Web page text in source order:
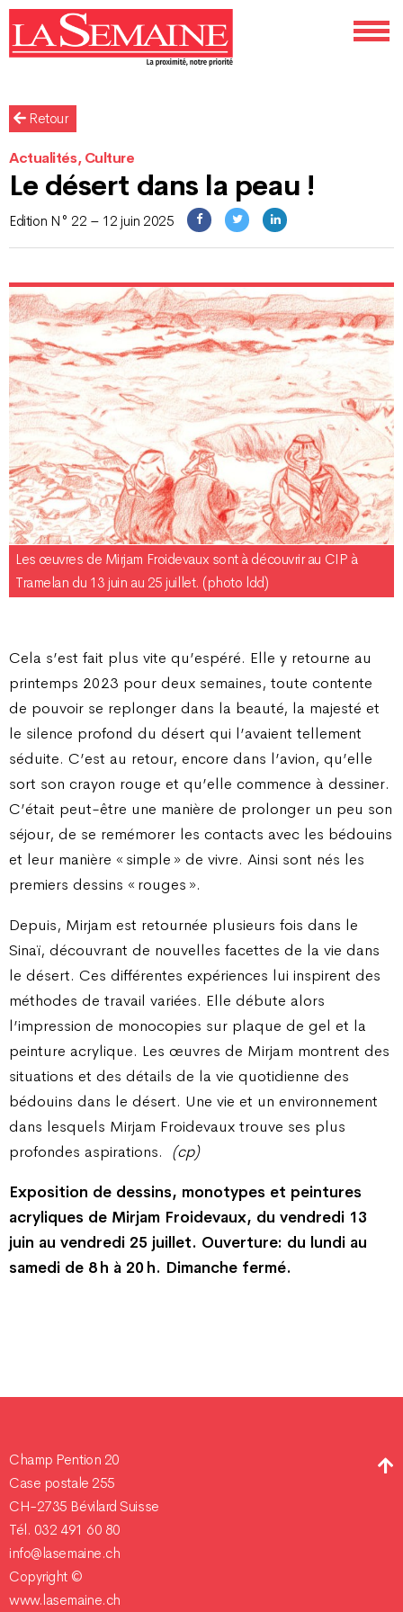
Retour
Actualités, Culture
Le désert dans la peau !
Edition N° 22 – 12 juin 2025
Les œuvres de Mirjam Froidevaux sont à découvrir au CIP à
Tramelan du 13 juin au 25 juillet. (photo ldd)
Cela s’est fait plus vite qu’espéré. Elle y retourne au
printemps 2023 pour deux semaines, toute contente
de pouvoir se replonger dans la beauté, la majesté et
le silence profond du désert qui l’avaient tellement
séduite. C’est au retour, encore dans l’avion, qu’elle
sort son crayon rouge et qu’elle commence à dessiner.
C’était peut-être une manière de prolonger un peu son
séjour, de se remémorer les contacts avec les bédouins
et leur manière « simple » de vivre. Ainsi sont nés les
premiers dessins « rouges ».
Depuis, Mirjam est retournée plusieurs fois dans le
Sinaï, découvrant de nouvelles facettes de la vie dans
le désert. Ces différentes expériences lui inspirent des
méthodes de travail variées. Elle débute alors
l’impression de monocopies sur plaque de gel et la
peinture acrylique. Les œuvres de Mirjam montrent des
situations et des détails de la vie quotidienne des
bédouins dans le désert. Une vie et un environnement
dans lesquels Mirjam Froidevaux trouve ses plus
profondes aspirations. (cp)
Exposition de dessins, monotypes et peintures
acryliques de Mirjam Froidevaux, du vendredi 13
juin au vendredi 25 juillet. Ouverture: du lundi au
samedi de 8 h à 20 h. Dimanche fermé.
Champ Pention 20
Case postale 255
CH-2735 Bévilard Suisse
Tél. 032 491 60 80
info@lasemaine.ch
Copyright ©
www.lasemaine.ch